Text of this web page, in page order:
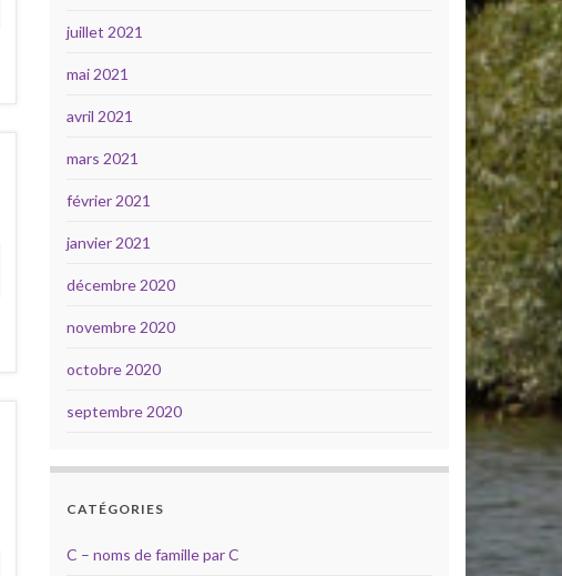
juillet 2021
mai 2021
avril 2021
mars 2021
février 2021
janvier 2021
décembre 2020
novembre 2020
octobre 2020
septembre 2020
CATÉGORIES
C – noms de famille par C